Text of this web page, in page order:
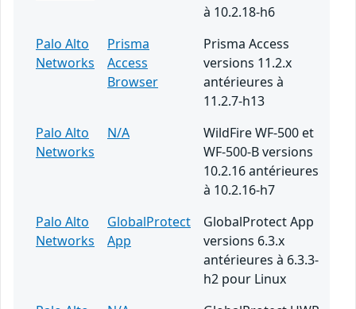
à 10.2.18-h6
Palo Alto
Networks
Prisma
Access
Browser
Prisma Access
versions 11.2.x
antérieures à
11.2.7-h13
Palo Alto
Networks
N/A
WildFire WF-500 et
WF-500-B versions
10.2.16 antérieures
à 10.2.16-h7
Palo Alto
Networks
GlobalProtect
App
GlobalProtect App
versions 6.3.x
antérieures à 6.3.3-
h2 pour Linux